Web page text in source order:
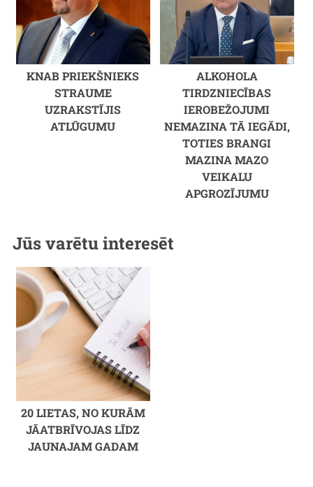
KNAB PRIEKŠNIEKS
STRAUME
UZRAKSTĪJIS
ATLŪGUMU
ALKOHOLA
TIRDZNIECĪBAS
IEROBEŽOJUMI
NEMAZINA TĀ IEGĀDI,
TOTIES BRANGI
MAZINA MAZO
VEIKALU
APGROZĪJUMU
Jūs varētu interesēt
20 LIETAS, NO KURĀM
JĀATBRĪVOJAS LĪDZ
JAUNAJAM GADAM